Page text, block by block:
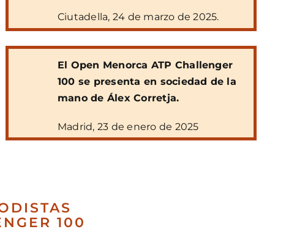
Ciutadella, 24 de marzo de 2025.
El Open Menorca ATP Challenger
100 se presenta en sociedad de la
mano de Álex Corretja.
Madrid, 23 de enero de 2025
100